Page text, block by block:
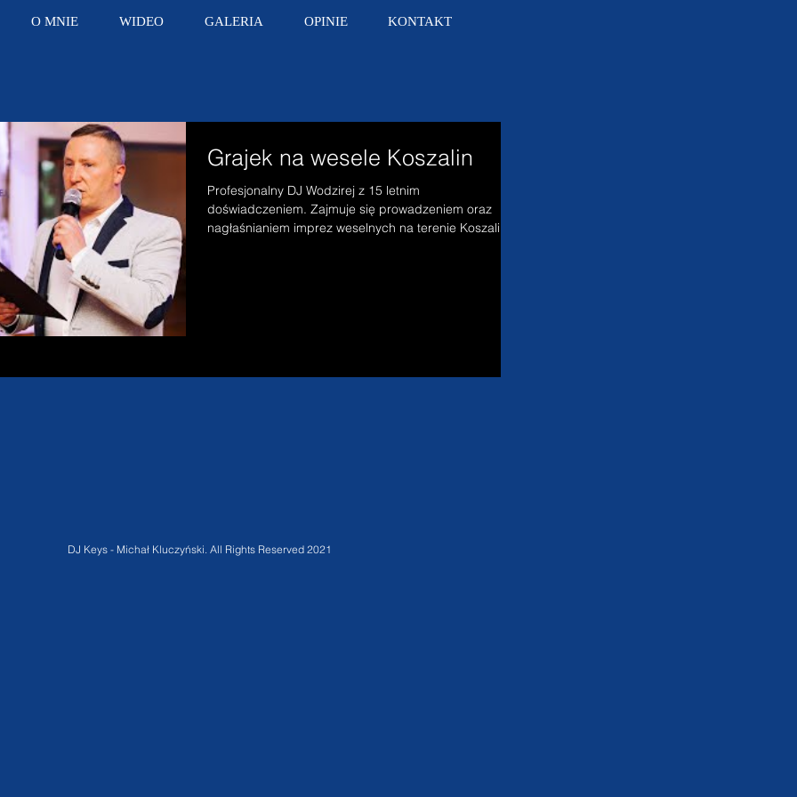
O MNIE WIDEO GALERIA OPINIE KONTAKT
Grajek na wesele Koszalin
Profesjonalny DJ Wodzirej z 15 letnim
doświadczeniem. Zajmuje się prowadzeniem oraz
nagłaśnianiem imprez weselnych na terenie Koszalina
DJ Keys - Michał Kluczyński. All Rights Reserved 2021